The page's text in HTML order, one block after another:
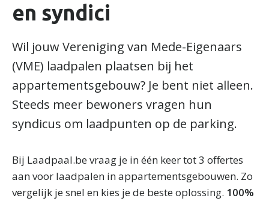
en syndici
Wil jouw Vereniging van Mede-Eigenaars
(VME) laadpalen plaatsen bij het
appartementsgebouw? Je bent niet alleen.
Steeds meer bewoners vragen hun
syndicus om laadpunten op de parking.
Bij Laadpaal.be vraag je in één keer tot 3 offertes
aan voor laadpalen in appartementsgebouwen. Zo
vergelijk je snel en kies je de beste oplossing. 100%